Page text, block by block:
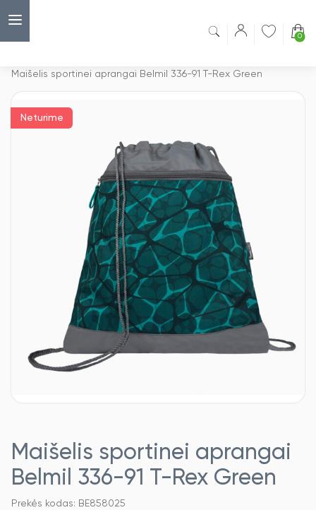
0
Maišelis sportinei aprangai Belmil 336-91 T-Rex Green
Neturime
Maišelis sportinei aprangai
Belmil 336-91 T-Rex Green
Prekės kodas: BE858025